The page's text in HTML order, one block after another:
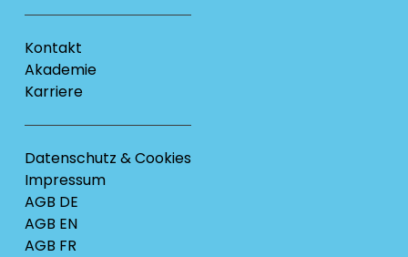
Kontakt
Akademie
Karriere
Datenschutz & Cookies
Impressum
AGB DE
AGB EN
AGB FR